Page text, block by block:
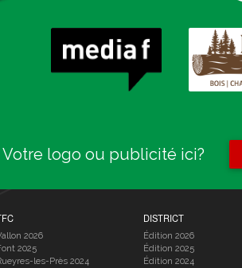
Votre logo ou publicité ici?
2026
2025
les-Près 2024
DISTRICT
Édition 2026
Édition 2025
Édition 2024